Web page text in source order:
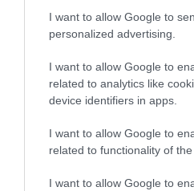
I want to allow Google to
personalized advertising.
I want to allow Google to
related to analytics like
device identifiers in apps.
I want to allow Google to
related to functionality of
I want to allow Google to
2026-07-31